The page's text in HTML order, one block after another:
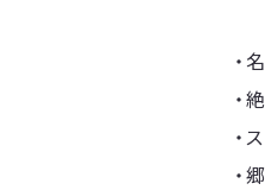
・
・
・
・